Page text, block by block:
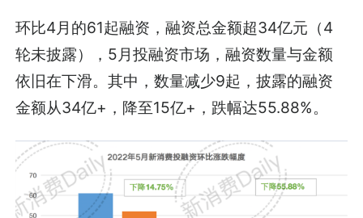
环比4月的61起融资，融资总金额超34亿元（4
轮未披露），5月投融资市场，融资数量与金额
依旧在下滑。其中，数量减少9起，披露的融资
金额从34亿+，降至15亿+，跌幅达55.88%。